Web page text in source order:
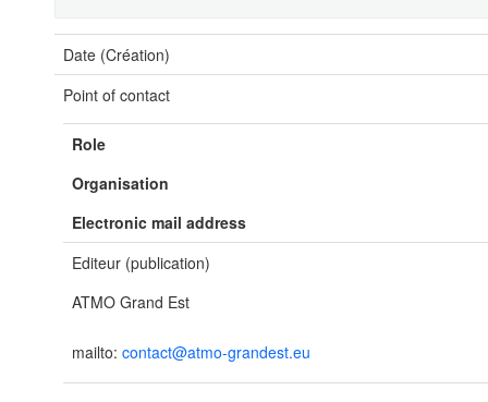
Date (Création)
Point of contact
Role
Organisation
Electronic mail address
Editeur (publication)
ATMO Grand Est
mailto: contact@atmo-grandest.eu